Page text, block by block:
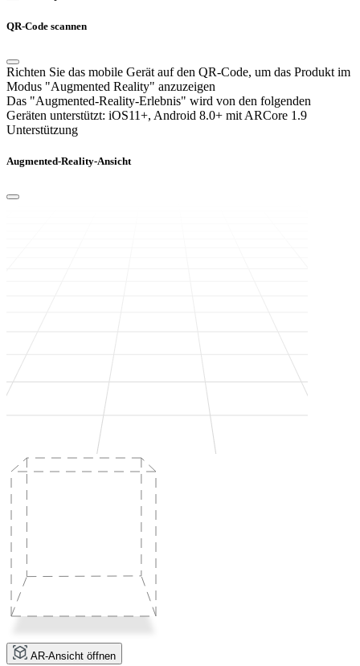
QR-Code scannen
Richten Sie das mobile Gerät auf den QR-Code, um das Produkt im
Modus "Augmented Reality" anzuzeigen
Das "Augmented-Reality-Erlebnis" wird von den folgenden
Geräten unterstützt: iOS11+, Android 8.0+ mit ARCore 1.9
Unterstützung
Augmented-Reality-Ansicht
AR-Ansicht öffnen